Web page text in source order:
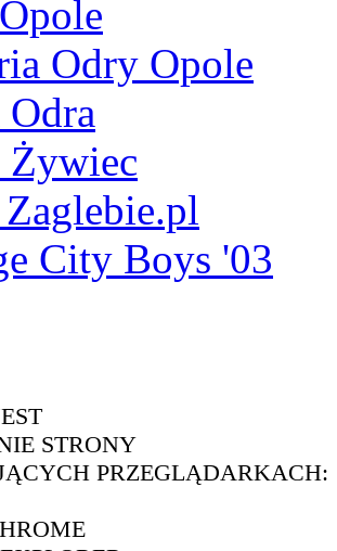
Odry Opole
Odra
Żywiec
City Boys '03
STRONY
PRZEGLĄDARKACH: